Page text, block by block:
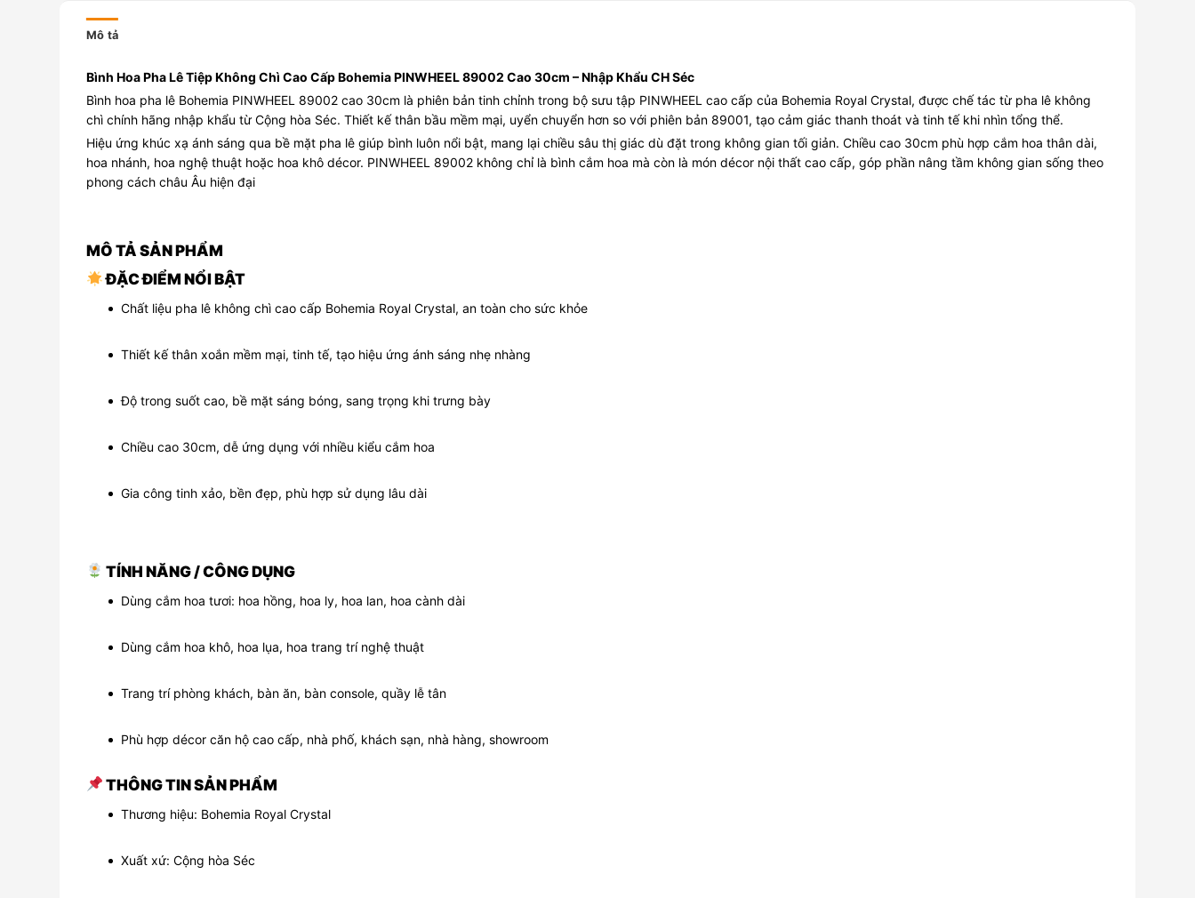
Mô tả
Bình Hoa Pha Lê Tiệp Không Chì Cao Cấp Bohemia PINWHEEL 89002 Cao 30cm – Nhập Khẩu CH Séc
Bình hoa pha lê Bohemia PINWHEEL 89002 cao 30cm là phiên bản tinh chỉnh trong bộ sưu tập PINWHEEL cao cấp của Bohemia Royal Crystal, được chế tác từ pha lê không
chì chính hãng nhập khẩu từ Cộng hòa Séc. Thiết kế thân bầu mềm mại, uyển chuyển hơn so với phiên bản 89001, tạo cảm giác thanh thoát và tinh tế khi nhìn tổng thể.
Hiệu ứng khúc xạ ánh sáng qua bề mặt pha lê giúp bình luôn nổi bật, mang lại chiều sâu thị giác dù đặt trong không gian tối giản. Chiều cao 30cm phù hợp cắm hoa thân dài,
hoa nhánh, hoa nghệ thuật hoặc hoa khô décor. PINWHEEL 89002 không chỉ là bình cắm hoa mà còn là món décor nội thất cao cấp, góp phần nâng tầm không gian sống theo
phong cách châu Âu hiện đại
MÔ TẢ SẢN PHẨM
ĐẶC ĐIỂM NỔI BẬT
Chất liệu pha lê không chì cao cấp Bohemia Royal Crystal, an toàn cho sức khỏe
Thiết kế thân xoắn mềm mại, tinh tế, tạo hiệu ứng ánh sáng nhẹ nhàng
Độ trong suốt cao, bề mặt sáng bóng, sang trọng khi trưng bày
Chiều cao 30cm, dễ ứng dụng với nhiều kiểu cắm hoa
Gia công tinh xảo, bền đẹp, phù hợp sử dụng lâu dài
TÍNH NĂNG / CÔNG DỤNG
Dùng cắm hoa tươi: hoa hồng, hoa ly, hoa lan, hoa cành dài
Dùng cắm hoa khô, hoa lụa, hoa trang trí nghệ thuật
Trang trí phòng khách, bàn ăn, bàn console, quầy lễ tân
Phù hợp décor căn hộ cao cấp, nhà phố, khách sạn, nhà hàng, showroom
THÔNG TIN SẢN PHẨM
Thương hiệu: Bohemia Royal Crystal
Xuất xứ: Cộng hòa Séc